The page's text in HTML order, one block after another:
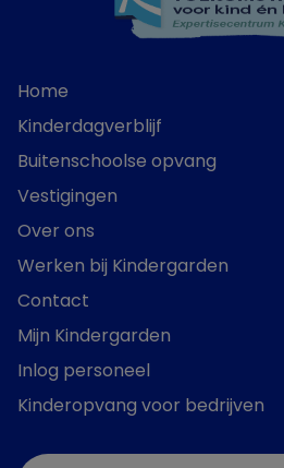
Home
Kinderdagverblijf
Buitenschoolse opvang
Vestigingen
Over ons
Werken bij Kindergarden
Contact
Mijn Kindergarden
Inlog personeel
Kinderopvang voor bedrijven